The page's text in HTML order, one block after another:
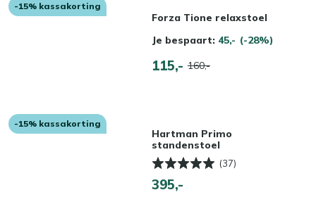
-15% kassakorting
Forza Tione relaxstoel
Je bespaart: 45,- (-28%)
115,- 160,-
-15% kassakorting
Hartman Primo
standenstoel
(37)
395,-